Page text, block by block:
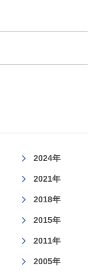
2024年
2021年
2018年
2015年
2011年
2005年